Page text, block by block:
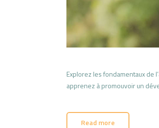
Explorez les fondamentaux de
apprenez à promouvoir un
Read more